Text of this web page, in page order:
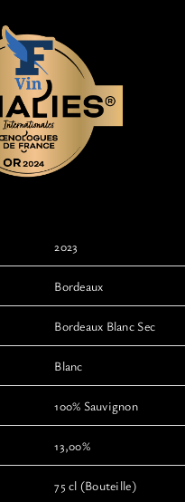
2023
Bordeaux
Bordeaux Blanc Sec
Blanc
100% Sauvignon
13,00%
75 cl (Bouteille)